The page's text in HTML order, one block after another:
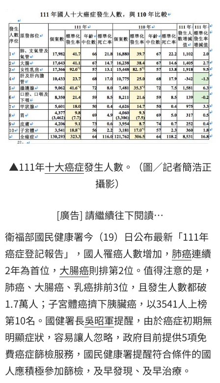
▲111年十大癌症發生人數。（圖／記者簡浩正
攝影）
[廣告] 請繼續往下閱讀…
衛福部國民健康署今（19）日公布最新「111年
癌症登記報告」，國人罹癌人數增加， 肺癌連續
2年為首位， 大腸癌則排第2位。值得注意的是，
肺癌、大腸癌、乳癌排前3位，且發生人數都破
1.7萬人；子宮體癌擠下胰臟癌，以3541人上榜
第10名。國健署長吳昭軍提醒，由於癌症初期無
明顯症狀，容易讓人忽略，政府目前提供5項免
費癌症篩檢服務，國民健康署提醒符合條件的國
人應積極參加篩檢，及早發現、及早治療。